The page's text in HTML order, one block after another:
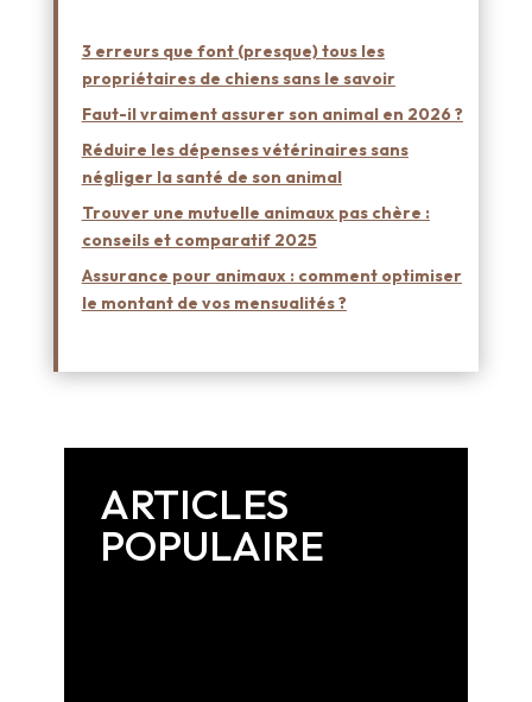
3 erreurs que font (presque) tous les
propriétaires de chiens sans le savoir
Faut-il vraiment assurer son animal en 2026 ?
Réduire les dépenses vétérinaires sans
négliger la santé de son animal
Trouver une mutuelle animaux pas chère :
conseils et comparatif 2025
Assurance pour animaux : comment optimiser
le montant de vos mensualités ?
ARTICLES
POPULAIRE